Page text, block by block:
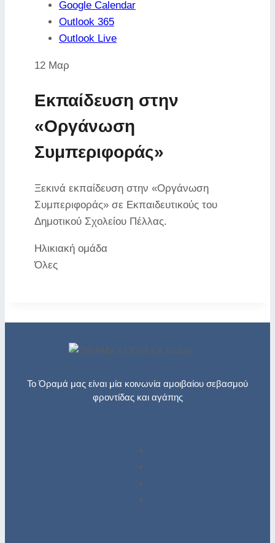
Google Calendar
Outlook 365
Outlook Live
12 Μαρ
Εκπαίδευση στην
«Οργάνωση
Συμπεριφοράς»
Ξεκινά εκπαίδευση στην «Οργάνωση
Συμπεριφοράς» σε Εκπαιδευτικούς του
Δημοτικού Σχολείου Πέλλας.
Ηλικιακή ομάδα
Όλες
Το Όραμά μας είναι μία κοινωνία αμοιβαίου σεβασμού
φροντίδας και αγάπης